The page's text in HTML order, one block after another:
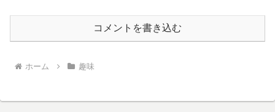
コメントを書き込む
ホーム 趣味